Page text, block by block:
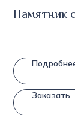
Памятник
Заказать